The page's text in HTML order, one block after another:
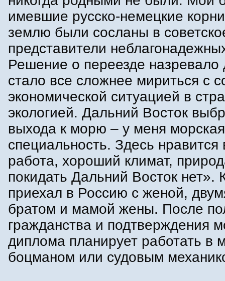
имевшие русско-немецкие
землю были сосланы в
представители
Решение о переезде назревало
стало все сложнее мириться с
экономической ситуацией в
экологией. Дальний Восток
выхода к морю – у меня морская
специальность. Здесь нравится
работа, хороший климат,
покидать Дальний Восток нет».
приехал в Россию с женой,
братом и мамой жены. После
гражданства и подтверждения
диплома планирует работать в
боцманом или судовым